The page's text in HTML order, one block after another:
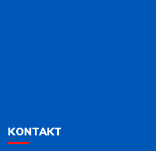
KONTAKT